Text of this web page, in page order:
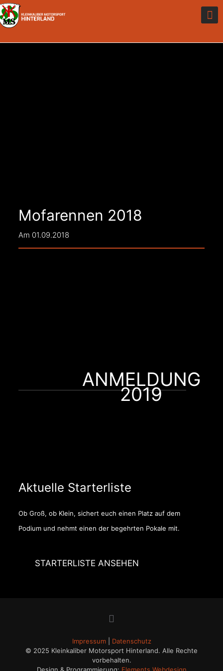
Mofarennen 2018
Am 01.09.2018
ANMELDUNG
2019
Aktuelle Starterliste
Ob Groß, ob Klein, sichert euch einen Platz auf dem
Podium und nehmt einen der begehrten Pokale mit.
STARTERLISTE ANSEHEN
Impressum| Datenschutz
© 2025 Kleinkaliber Motorsport Hinterland. Alle Rechte
vorbehalten.